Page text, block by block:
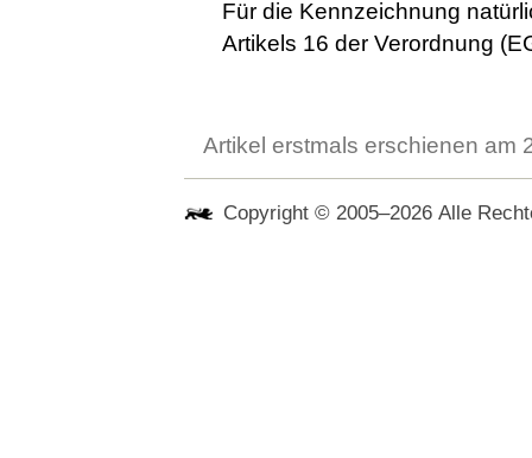
Für die Kennzeichnung
Artikels 16 der Verordnung
Artikel erstmals erschienen am
Copyright © 2005–2026 Alle